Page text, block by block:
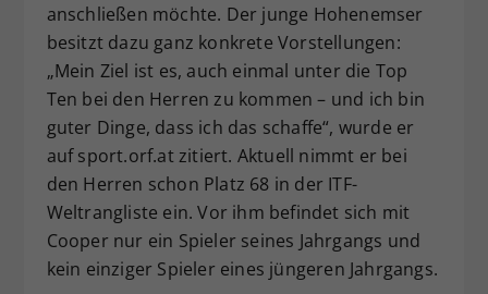
anschließen möchte. Der junge Hohenemser
besitzt dazu ganz konkrete Vorstellungen:
„Mein Ziel ist es, auch einmal unter die Top
Ten bei den Herren zu kommen – und ich bin
guter Dinge, dass ich das schaffe“, wurde er
auf sport.orf.at zitiert. Aktuell nimmt er bei
den Herren schon Platz 68 in der ITF-
Weltrangliste ein. Vor ihm befindet sich mit
Cooper nur ein Spieler seines Jahrgangs und
kein einziger Spieler eines jüngeren Jahrgangs.